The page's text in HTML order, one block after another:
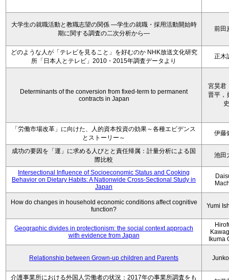
大学生の就職活動と教職志望の関係 —学生の就職・採用活動開始時
期に関する調査の二次分析から―
前田
どのような人が「テレビを見ること」を好むのか NHK放送文化研究
所「日本人とテレビ」2010・2015年調査データより
正木
Determinants of the conversion from fixed-term to permanent
contracts in Japan
宮昊君
晋平，
史
「労働市場改革」に向けた、人的資本投資の効果～各種エビデンス
とストーリー～
伊藤
成功の要因を「運」に求める人びとと責任帰属：計量分析による国
際比較
池田
Intersectional Influence of Socioeconomic Status and Cooking
Behavior on Dietary Habits: A Nationwide Cross-Sectional Study in
Japan
How do changes in household economic conditions affect cognitive
function?
Yumi
Geographic divides in protectionism: the social context approach
with evidence from Japan
Ikuma
Relationship between Grown-up children and Parents
介護事業所における外国人労働者の状況：2017年の事業所調査をも